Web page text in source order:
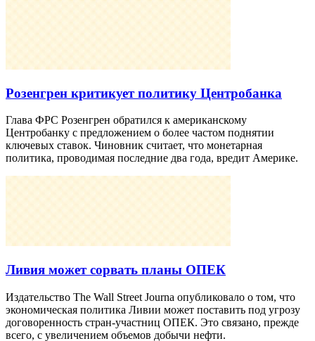
Розенгрен критикует политику Центробанка
Глава ФРС Розенгрен обратился к американскому
Центробанку с предложением о более частом поднятии
ключевых ставок. Чиновник считает, что монетарная
политика, проводимая последние два года, вредит Америке.
Ливия может сорвать планы ОПЕК
Издательство The Wall Street Journa опубликовало о том, что
экономическая политика Ливии может поставить под угрозу
договоренность стран-участниц ОПЕК. Это связано, прежде
всего, с увеличением объемов добычи нефти.